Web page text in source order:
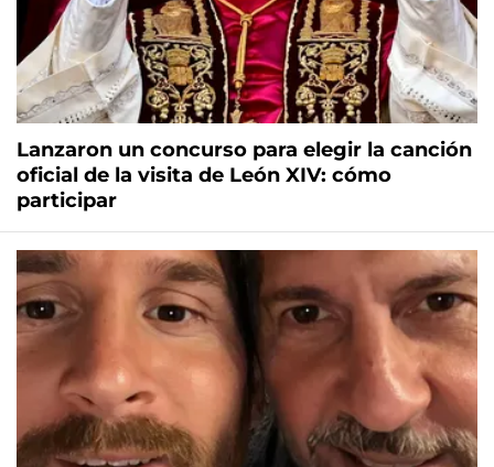
Lanzaron un concurso para elegir la canción
oficial de la visita de León XIV: cómo
participar